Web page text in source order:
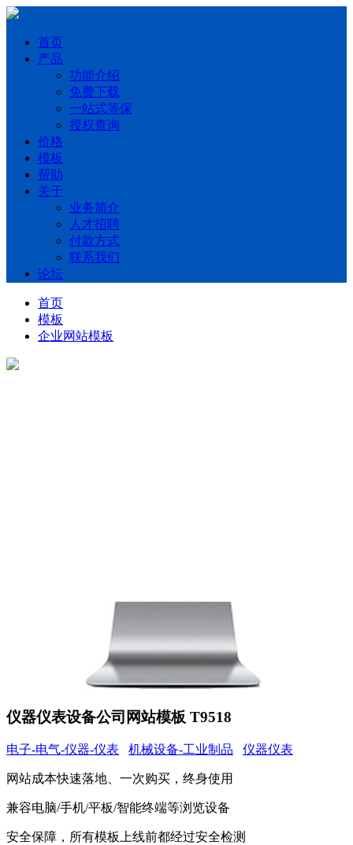
首页
产品
功能介绍
免费下载
一站式等保
授权查询
价格
模板
帮助
关于
业务简介
人才招聘
付款方式
联系我们
论坛
首页
模板
企业网站模板
仪器仪表设备公司网站模板 T9518
电子-电气-仪器-仪表 机械设备-工业制品 仪器仪表
网站成本快速落地、一次购买，终身使用
兼容电脑/手机/平板/智能终端等浏览设备
安全保障，所有模板上线前都经过安全检测